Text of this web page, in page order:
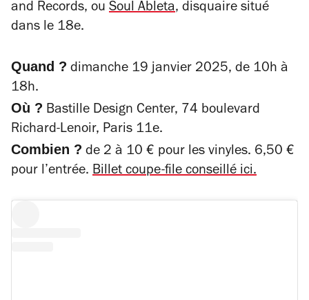
and Records, ou Soul Ableta, disquaire situé
dans le 18e.
Quand ? dimanche 19 janvier 2025, de 10h à
18h.
Où ? Bastille Design Center, 74 boulevard
Richard-Lenoir, Paris 11e.
Combien ? de 2 à 10 € pour les vinyles. 6,50 €
pour l’entrée. Billet coupe-file conseillé ici.